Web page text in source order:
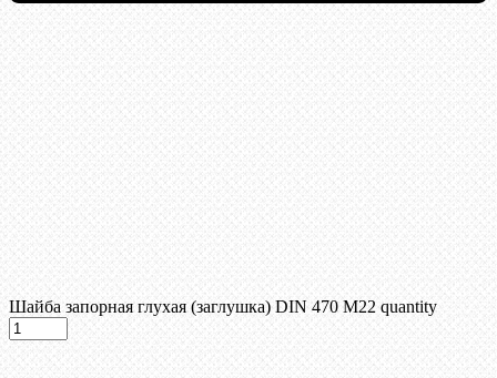
Шайба запорная глухая (заглушка) DIN 470 М22 quantity